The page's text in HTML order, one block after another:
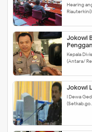
Hearing
Jokowi
Kepala
(Antara/
Jokowi
I Dewa